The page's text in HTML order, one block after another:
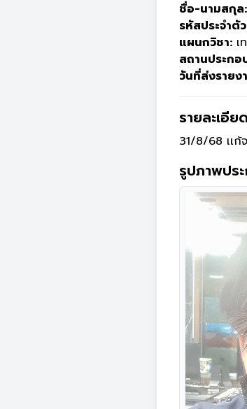
ชื่อ-นามสกุล:
รหัสประจำ
แผนกวิชา: เ
สถานประกอ
วันที่ส่งรายง
รายละเอี
31/8/68 เเก้
รูปภาพปร